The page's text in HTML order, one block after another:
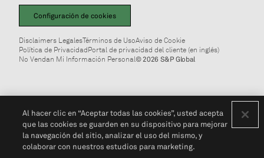
Configuración de cookies
Disclaimers LegalesTérminos de UsoAviso de Cookie
Política de PrivacidadPortal de privacidad del cliente (en inglés)
No Vendan Mi Información Personal© 2026 S&P Global
Al hacer clic en “Aceptar todas las cookies”, usted acepta
que las cookies se guarden en su dispositivo para mejorar
la navegación del sitio, analizar el uso del mismo, y
colaborar con nuestros estudios para marketing.